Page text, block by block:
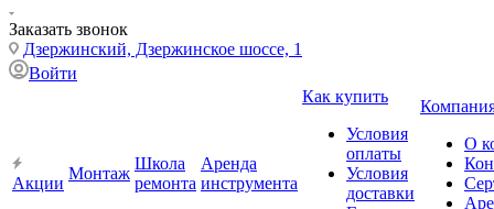
Заказать звонок
Дзержинский, Дзержинское шоссе, 1
Войти
Акции
Монтаж
Школа
ремонта
Аренда
инструмента
Как купить
Условия
оплаты
Условия
доставки
О